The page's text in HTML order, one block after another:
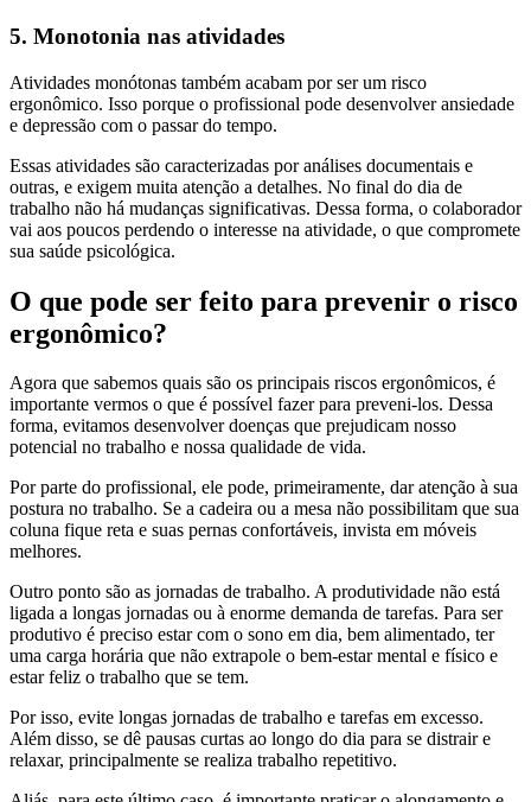
5. Monotonia nas atividades
Atividades monótonas também acabam por ser um risco
ergonômico. Isso porque o profissional pode desenvolver ansiedade
e depressão com o passar do tempo.
Essas atividades são caracterizadas por análises documentais e
outras, e exigem muita atenção a detalhes. No final do dia de
trabalho não há mudanças significativas. Dessa forma, o colaborador
vai aos poucos perdendo o interesse na atividade, o que compromete
sua saúde psicológica.
O que pode ser feito para prevenir o risco
ergonômico?
Agora que sabemos quais são os principais riscos ergonômicos, é
importante vermos o que é possível fazer para preveni-los. Dessa
forma, evitamos desenvolver doenças que prejudicam nosso
potencial no trabalho e nossa qualidade de vida.
Por parte do profissional, ele pode, primeiramente, dar atenção à sua
postura no trabalho. Se a cadeira ou a mesa não possibilitam que sua
coluna fique reta e suas pernas confortáveis, invista em móveis
melhores.
Outro ponto são as jornadas de trabalho. A produtividade não está
ligada a longas jornadas ou à enorme demanda de tarefas. Para ser
produtivo é preciso estar com o sono em dia, bem alimentado, ter
uma carga horária que não extrapole o bem-estar mental e físico e
estar feliz o trabalho que se tem.
Por isso, evite longas jornadas de trabalho e tarefas em excesso.
Além disso, se dê pausas curtas ao longo do dia para se distrair e
relaxar, principalmente se realiza trabalho repetitivo.